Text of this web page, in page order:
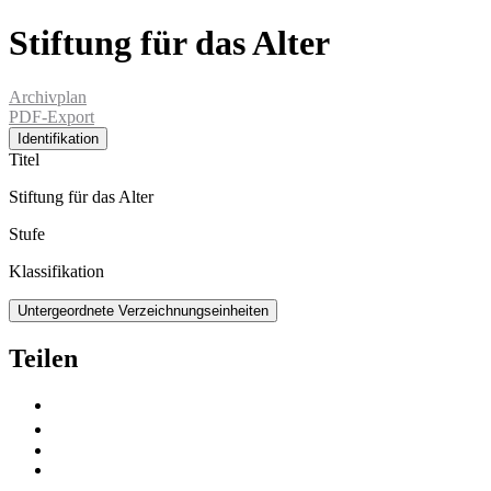
Stiftung für das Alter
Archivplan
PDF-Export
Identifikation
Titel
Stiftung für das Alter
Stufe
Klassifikation
Untergeordnete Verzeichnungseinheiten
Teilen